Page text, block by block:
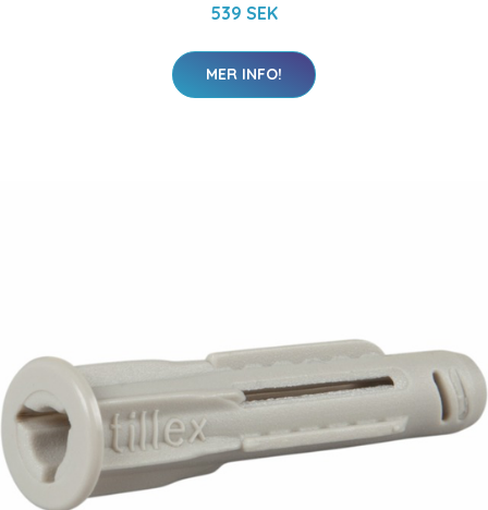
539 SEK
MER INFO!